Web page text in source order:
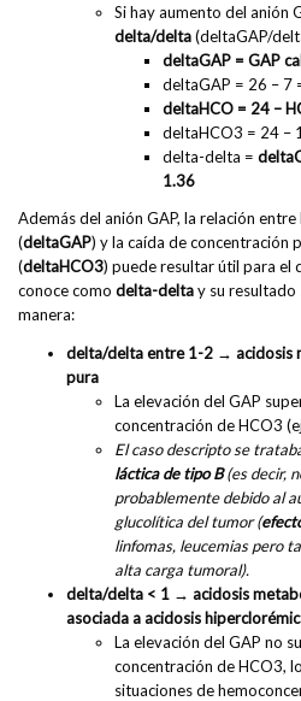
Si hay aumento del anión
delta/delta(deltaGAP/
deltaGAP = GAP
deltaGAP = 26 – 7
deltaHCO = 24 –
deltaHCO3 = 24 –
delta-delta =
1.36
Además del anión GAP, la relación
(deltaGAP) y la caída de concentración
(deltaHCO3) puede resultar útil para el
conoce como delta-deltay su resultado
manera:
delta/delta entre 1-2 → acidosis
pura
La elevación del GAP
concentración de HCO3
El caso descripto se
láctica de tipo B(es decir,
probablemente debido al
glucolítica del tumor (
linfomas, leucemias pero
alta carga tumoral).
delta/delta < 1 → acidosis
asociada a acidosis
La elevación del GAP no
concentración de HCO3,
situaciones de